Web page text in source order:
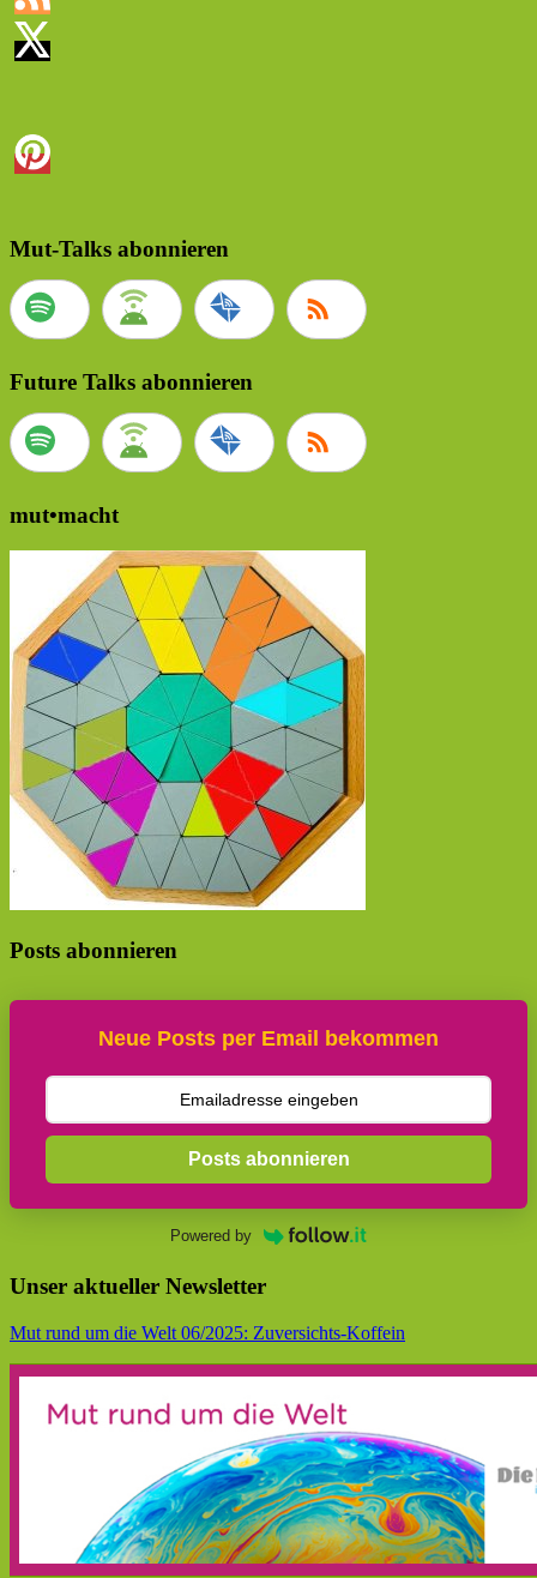
Mut-Talks abonnieren
Future Talks abonnieren
mut•macht
Posts abonnieren
Neue Posts per Email bekommen
Posts abonnieren
Powered by
Unser aktueller Newsletter
Mut rund um die Welt 06/2025: Zuversichts-Koffein